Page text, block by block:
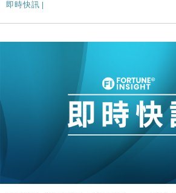
即時快訊